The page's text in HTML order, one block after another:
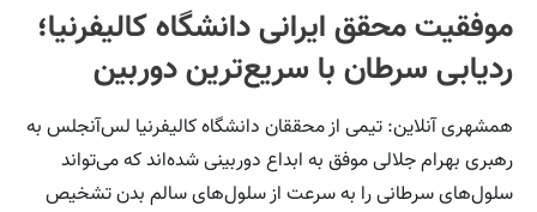
موفقیت محقق ایرانی دانشگاه کالیفرنیا؛
ردیابی سرطان با سریع‌ترین دوربین
همشهری آنلاین: تیمی از محققان دانشگاه کالیفرنیا لس‌آنجلس به
رهبری بهرام جلالی موفق به ابداع دوربینی شده‌اند که می‌تواند
سلول‌های سرطانی را به سرعت از سلول‌های سالم بدن تشخیص